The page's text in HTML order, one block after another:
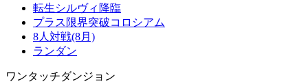
転生シルヴィ降臨
プラス限界突破コロシアム
8人対戦(8月)
ランダン
ワンタッチダンジョン